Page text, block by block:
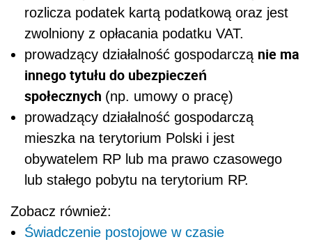
rozlicza podatek kartą podatkową oraz jest
zwolniony z opłacania podatku VAT.
prowadzący działalność gospodarczą nie ma
innego tytułu do ubezpieczeń
społecznych (np. umowy o pracę)
prowadzący działalność gospodarczą
mieszka na terytorium Polski i jest
obywatelem RP lub ma prawo czasowego
lub stałego pobytu na terytorium RP.
Zobacz również:
Świadczenie postojowe w czasie